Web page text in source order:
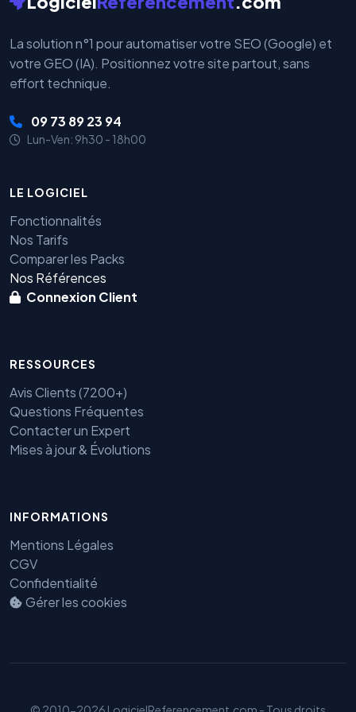
La solution n°1 pour automatiser votre SEO (Google) et
votre GEO (IA). Positionnez votre site partout, sans
effort technique.
09 73 89 23 94
Lun-Ven: 9h30 - 18h00
LE LOGICIEL
Fonctionnalités
Nos Tarifs
Comparer les Packs
Nos Références
Connexion Client
RESSOURCES
Avis Clients (7200+)
Questions Fréquentes
Contacter un Expert
Mises à jour & Évolutions
INFORMATIONS
Mentions Légales
CGV
Confidentialité
Gérer les cookies